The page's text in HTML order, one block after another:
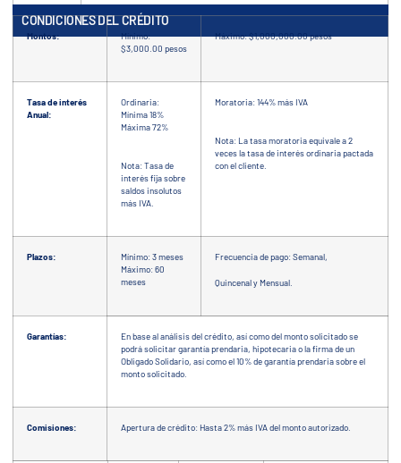
CONDICIONES DEL CRÉDITO
Montos:
Mínimo:
$3,000.00 pesos
Máximo: $1,000,000.00 pesos
Tasa de interés
Anual:
Ordinaria:
Mínima 18%
Máxima 72%
Nota: Tasa de
interés fija sobre
saldos insolutos
más IVA.
Moratoria: 144% más IVA
Nota: La tasa moratoria equivale a 2
veces la tasa de interés ordinaria pactada
con el cliente.
Plazos:
Mínimo: 3 meses
Máximo: 60
meses
Frecuencia de pago: Semanal,
Quincenal y Mensual.
Garantías:
En base al análisis del crédito, así como del monto solicitado se
podrá solicitar garantía prendaria, hipotecaria o la firma de un
Obligado Solidario, así como el 10% de garantía prendaria sobre el
monto solicitado.
Comisiones: Apertura de crédito: Hasta 2% más IVA del monto autorizado.